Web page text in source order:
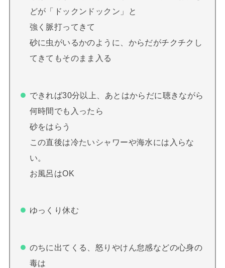
どが「ドックンドックン」と
強く脈打ってきて
砂に虫がいるかのように、からだがチクチクし
てきてもそのまま入る
できれば30分以上、あとはからだに聴きながら
何時間でも入ったら
砂をはらう
この直後は冷たいシャワーや海水には入らな
い。
お風呂はOK
ゆっくり休む
のちに出てくる、怒りやけん怠感などの心身の
毒は